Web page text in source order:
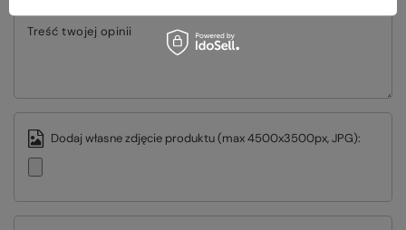
Treść twojej opinii
Dodaj własne zdjęcie produktu (max 4500x3500px, JPG):